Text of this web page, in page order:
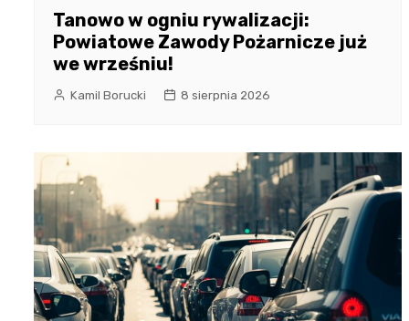
Tanowo w ogniu rywalizacji:
Powiatowe Zawody Pożarnicze już
we wrześniu!
Kamil Borucki 8 sierpnia 2026